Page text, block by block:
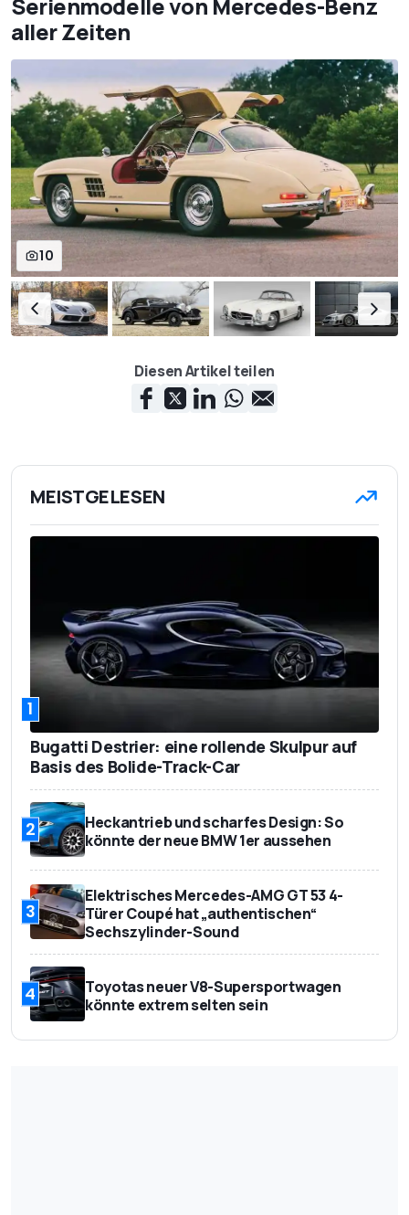
aller Zeiten
10
Diesen Artikel teilen
MEISTGELESEN
1
Bugatti Destrier: eine rollende Skulpur auf
Basis des Bolide-Track-Car
2
Heckantrieb und scharfes Design: So
könnte der neue BMW 1er aussehen
3
Elektrisches Mercedes-AMG GT 53 4-
Türer Coupé hat „authentischen“
Sechszylinder-Sound
4
Toyotas neuer V8-Supersportwagen
könnte extrem selten sein